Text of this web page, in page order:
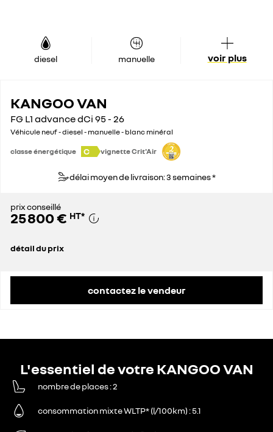
diesel manuelle voir plus
KANGOO VAN
FG L1 advance dCi 95 - 26
Véhicule neuf - diesel - manuelle - blanc minéral
classe énergétique C vignette Crit'Air
délai moyen de livraison: 3 semaines *
prix conseillé
25 800 € HT*
détail du prix
contactez le vendeur
L'essentiel de votre KANGOO VAN
nombre de places 2
consommation mixte WLTP* (l/100km) 5.1